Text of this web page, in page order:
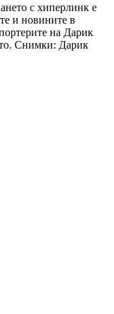
с хиперлинк е
и новините в
на Дарик
Снимки: Дарик